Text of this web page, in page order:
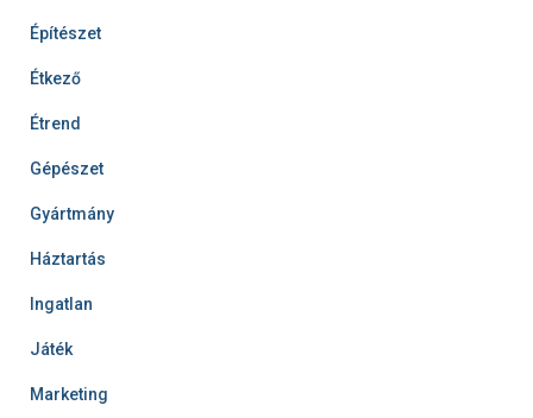
Építészet
Étkező
Étrend
Gépészet
Gyártmány
Háztartás
Ingatlan
Játék
Marketing